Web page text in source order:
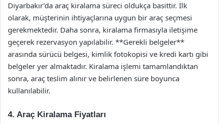
Diyarbakır’da araç kiralama süreci oldukça basittir. İlk
olarak, müşterinin ihtiyaçlarına uygun bir araç seçmesi
gerekmektedir. Daha sonra, kiralama firmasıyla iletişime
geçerek rezervasyon yapılabilir. **Gerekli belgeler**
arasında sürücü belgesi, kimlik fotokopisi ve kredi kartı gibi
belgeler yer almaktadır. Kiralama işlemi tamamlandıktan
sonra, araç teslim alınır ve belirlenen süre boyunca
kullanılabilir.
4. Araç Kiralama Fiyatları